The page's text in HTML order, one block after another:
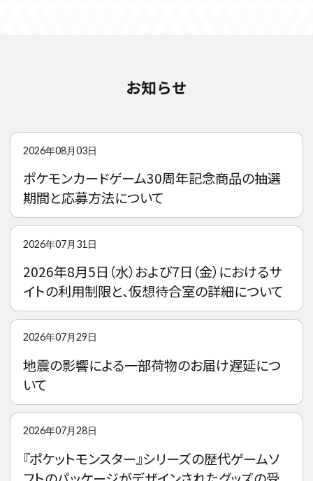
お知らせ
2026年08月03日
ポケモンカードゲーム30周年記念商品の抽選
期間と応募方法について
2026年07月31日
2026年8月5日（水）および7日（金）におけるサ
イトの利用制限と、仮想待合室の詳細について
2026年07月29日
地震の影響による一部荷物のお届け遅延につ
いて
2026年07月28日
『ポケットモンスター』シリーズの歴代ゲームソ